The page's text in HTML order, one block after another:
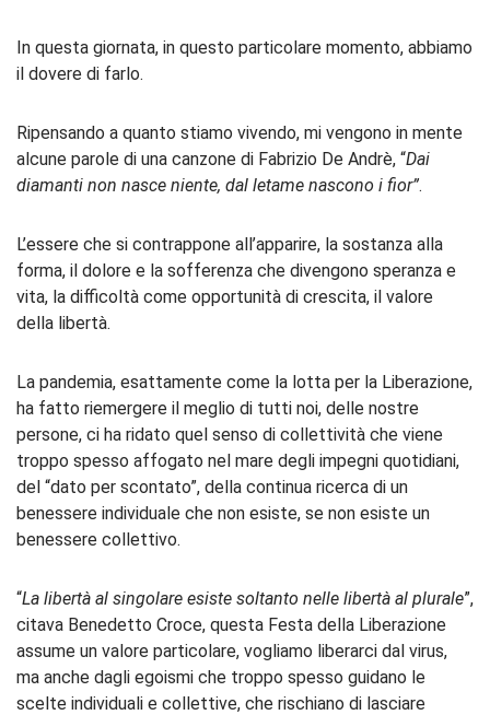
In questa giornata, in questo particolare momento, abbiamo
il dovere di farlo.
Ripensando a quanto stiamo vivendo, mi vengono in mente
alcune parole di una canzone di Fabrizio De Andrè, “Dai
diamanti non nasce niente, dal letame nascono i fior”.
L’essere che si contrappone all’apparire, la sostanza alla
forma, il dolore e la sofferenza che divengono speranza e
vita, la difficoltà come opportunità di crescita, il valore
della libertà.
La pandemia, esattamente come la lotta per la Liberazione,
ha fatto riemergere il meglio di tutti noi, delle nostre
persone, ci ha ridato quel senso di collettività che viene
troppo spesso affogato nel mare degli impegni quotidiani,
del “dato per scontato”, della continua ricerca di un
benessere individuale che non esiste, se non esiste un
benessere collettivo.
“La libertà al singolare esiste soltanto nelle libertà al plurale”,
citava Benedetto Croce, questa Festa della Liberazione
assume un valore particolare, vogliamo liberarci dal virus,
ma anche dagli egoismi che troppo spesso guidano le
scelte individuali e collettive, che rischiano di lasciare